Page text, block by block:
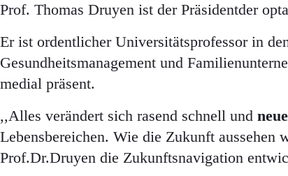
Prof. Thomas Druyen ist der Präsidentder
Er ist ordentlicher Universitätsprofessor in
Gesundheitsmanagement und
medial präsent.
,,Alles verändert sich rasend schnell und
Lebensbereichen. Wie die Zukunft
Prof.Dr.Druyen die Zukunftsnavigation